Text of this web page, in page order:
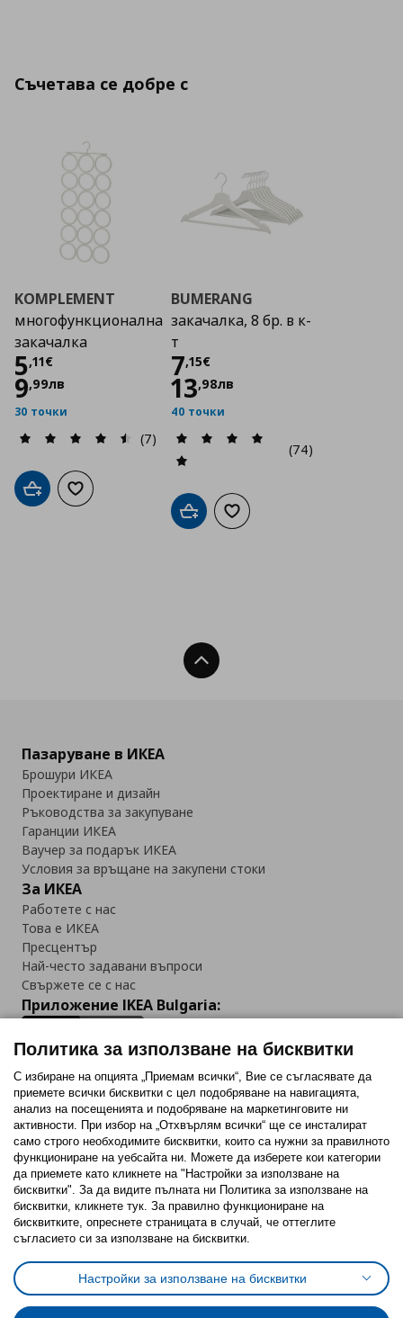
Съчетава се добре с
KOMPLEMENT
многофункционална
закачалка
5,11€
Цена
9,99лв
30 точки
(7)
Добави в кошницата
Добави към списъка с любими
BUMERANG
закачалка, 8 бр. в к-
т
7,15€
Цена
13,98лв
40 точки
(74)
Добави в кошницата
Добави към списъка с
Нагоре
Пазаруване в ИКЕА
Брошури ИКЕА
Проектиране и дизайн
Ръководства за закупуване
Гаранции ИКЕА
Ваучер за подарък ИКЕА
Условия за връщане на закупени стоки
За ИКЕА
Работете с нас
Това е ИКЕА
Пресцентър
Най-често задавани въпроси
Свържете се с нас
Приложение IKEA Bulgaria:
Последвайте ни:
FacebookTwitterYoutubePinterestInstagram
Политика за използване на бисквитки (Cookies)
Избор на настройки за използване на бисквитки
Условия за ползване на ikea.bgОбща политика за личните данни
Политика за защита на личните данни на ikea.bg
Политика за използване на бисквитки
С избиране на опцията „Приемам всички“, Вие се съгласявате да
приемете всички бисквитки с цел подобряване на навигацията,
анализ на посещенията и подобряване на маркетинговите ни
активности. При избор на „Отхвърлям всички“ ще се инсталират
само строго необходимитe бисквитки, които са нужни за правилното
функциониране на уебсайта ни. Можете да изберете кои категории
да приемете като кликнете на "Настройки за използване на
бисквитки". За да видите пълната ни Политика за използване на
бисквитки, кликнете тук. За правилно функциониране на
бисквитките, опреснете страницата в случай, че оттеглите
съгласието си за използване на бисквитки.
Настройки за използване на бисквитки